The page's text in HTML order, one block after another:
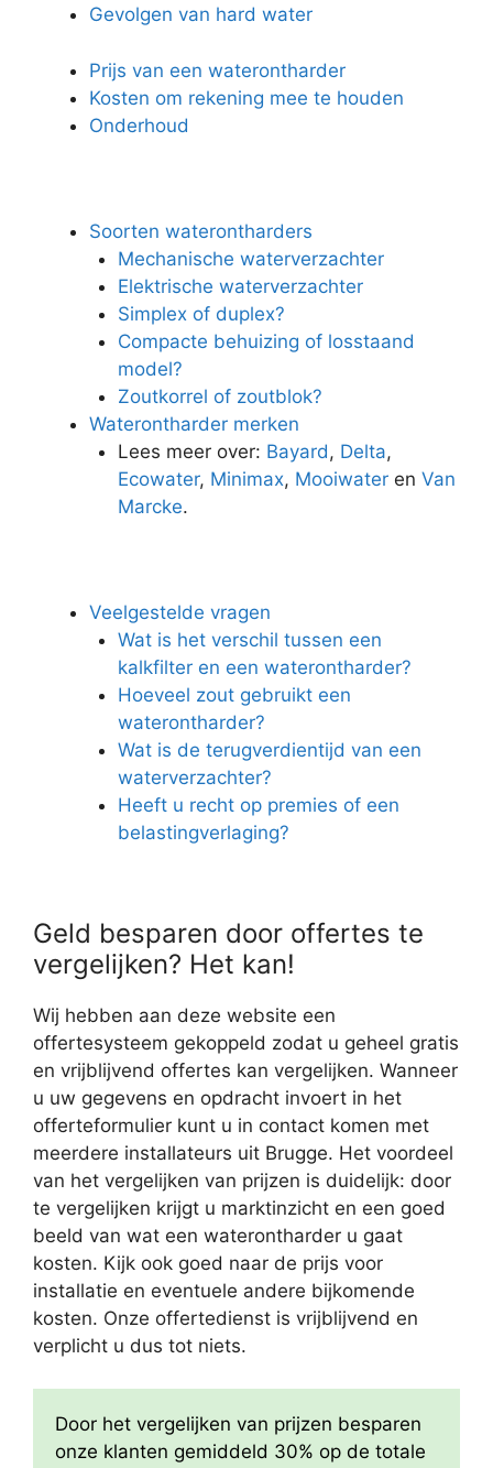
Gevolgen van hard water
Prijs van een waterontharder
Kosten om rekening mee te houden
Onderhoud
Soorten waterontharders
Mechanische waterverzachter
Elektrische waterverzachter
Simplex of duplex?
Compacte behuizing of losstaand
model?
Zoutkorrel of zoutblok?
Waterontharder merken
Lees meer over: Bayard, Delta,
Ecowater, Minimax, Mooiwateren Van
Marcke.
Veelgestelde vragen
Wat is het verschil tussen een
kalkfilter en een waterontharder?
Hoeveel zout gebruikt een
waterontharder?
Wat is de terugverdientijd van een
waterverzachter?
Heeft u recht op premies of een
belastingverlaging?
Geld besparen door offertes te
vergelijken? Het kan!
Wij hebben aan deze website een
offertesysteem gekoppeld zodat u geheel gratis
en vrijblijvend offertes kan vergelijken. Wanneer
u uw gegevens en opdracht invoert in het
offerteformulier kunt u in contact komen met
meerdere installateurs uit Brugge. Het voordeel
van het vergelijken van prijzen is duidelijk: door
te vergelijken krijgt u marktinzicht en een goed
beeld van wat een waterontharder u gaat
kosten. Kijk ook goed naar de prijs voor
installatie en eventuele andere bijkomende
kosten. Onze offertedienst is vrijblijvend en
verplicht u dus tot niets.
Door het vergelijken van prijzen besparen
onze klanten gemiddeld 30% op de totale